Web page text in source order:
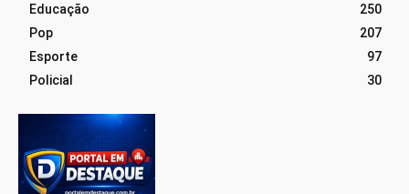
Educação
250
Pop
207
Esporte
97
Policial
30